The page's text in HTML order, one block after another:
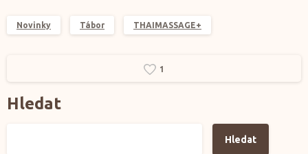
Novinky Tábor THAIMASSAGE+
1
Hledat
Hledat